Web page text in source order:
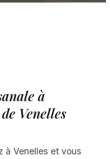
à
Venelles
à Venelles et vous